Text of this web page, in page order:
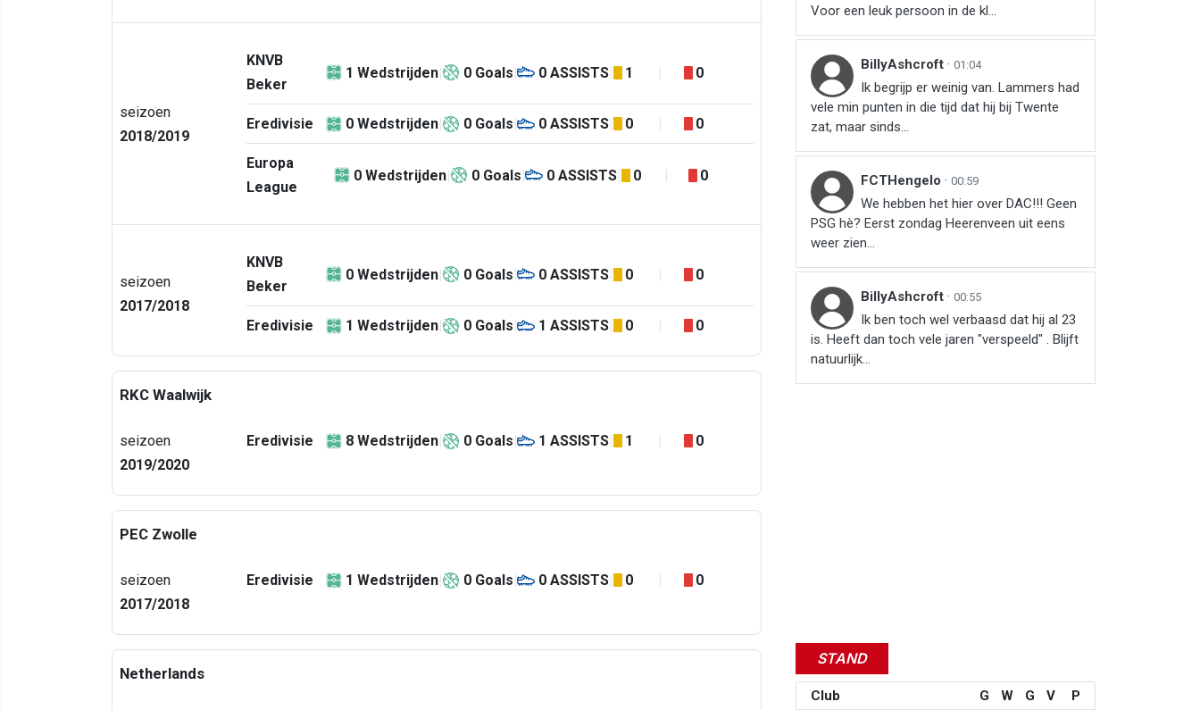
seizoen
2018/2019
KNVB
Beker
1 Wedstrijden 0 Goals 0 ASSISTS 1 0
Eredivisie 0 Wedstrijden 0 Goals 0 ASSISTS 0 0
Europa
League
0 Wedstrijden 0 Goals 0 ASSISTS 0 0
seizoen
2017/2018
KNVB
Beker
0 Wedstrijden 0 Goals 0 ASSISTS 0 0
Eredivisie 1 Wedstrijden 0 Goals 1 ASSISTS 0 0
RKC Waalwijk
seizoen
2019/2020
Eredivisie 8 Wedstrijden 0 Goals 1 ASSISTS 1 0
PEC Zwolle
seizoen
2017/2018
Eredivisie 1 Wedstrijden 0 Goals 0 ASSISTS 0 0
Netherlands
Voor een leuk persoon in de kl...
BillyAshcroft · 01:04
Ik begrijp er weinig van. Lammers had
vele min punten in die tijd dat hij bij Twente
zat, maar sinds...
FCTHengelo · 00:59
We hebben het hier over DAC!!! Geen
PSG hè? Eerst zondag Heerenveen uit eens
weer zien…
BillyAshcroft · 00:55
Ik ben toch wel verbaasd dat hij al 23
is. Heeft dan toch vele jaren "verspeeld" . Blijft
natuurlijk...
STAND
Club G W G V
P